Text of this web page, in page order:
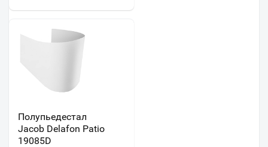
Полупьедестал
Jacob Delafon Patio
19085D